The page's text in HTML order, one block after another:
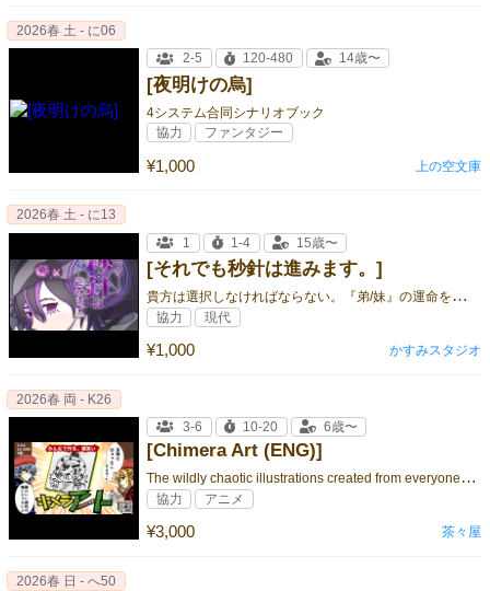
[夜明けの烏]
4システム合同シナリオブック
¥1,000
2026春 土 - に06
2-5
120-480 14歳〜
協力 ファンタジー
上の空文庫
[それでも秒針は進みます。]
貴
方は選択しなければならない。『弟/妹』の運命を決める為に。
¥1,000
2026春 土 - に13
1
1-4 15歳〜
協力 現代
かすみスタジオ
[Chimera Art (ENG)]
T
he wildly chaotic illustrations created from everyone’s memorie
¥3,000
2026春 両 - K26
3-6
10-20 6歳〜
協力 アニメ
茶々屋
2026春 日 - へ50